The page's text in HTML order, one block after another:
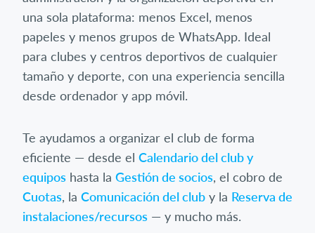
una sola plataforma: menos Excel, menos
papeles y menos grupos de WhatsApp. Ideal
para clubes y centros deportivos de cualquier
tamaño y deporte, con una experiencia sencilla
desde ordenador y app móvil.
Te ayudamos a organizar el club de forma
eficiente — desde el Calendario del club y
equipos hasta la Gestión de socios, el cobro de
Cuotas, la Comunicación del club y la Reserva de
instalaciones/recursos — y mucho más.